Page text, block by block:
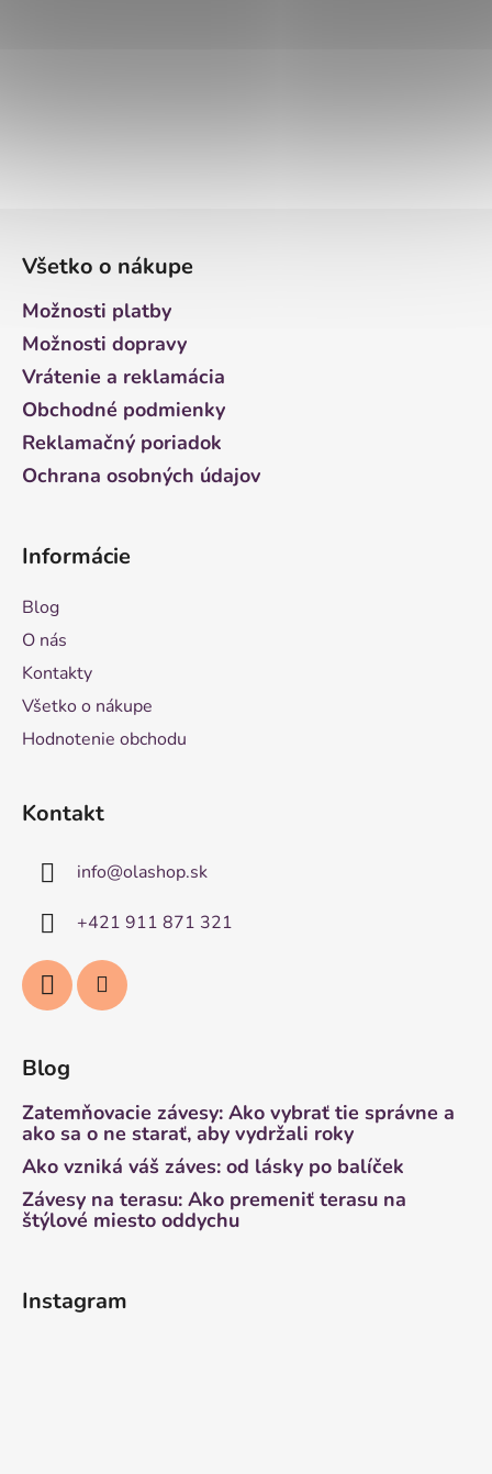
Všetko o nákupe
Možnosti platby
Možnosti dopravy
Vrátenie a reklamácia
Obchodné podmienky
Reklamačný poriadok
Ochrana osobných údajov
Informácie
Blog
O nás
Kontakty
Všetko o nákupe
Hodnotenie obchodu
Kontakt
info@olashop.sk
+421 911 871 321
Blog
Zatemňovacie závesy: Ako vybrať tie správne a
ako sa o ne starať, aby vydržali roky
Ako vzniká váš záves: od lásky po balíček
Závesy na terasu: Ako premeniť terasu na
štýlové miesto oddychu
Instagram